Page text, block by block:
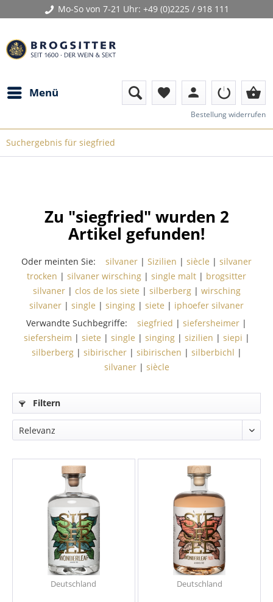
Mo-So von 7-21 Uhr: +49 (0)2225 / 918 111
Menü favorite person shopping_basket
Bestellung widerrufen
Suchergebnis für siegfried
Zu "siegfried" wurden 2
Artikel gefunden!
Oder meinten Sie: silvaner | Sizilien | siècle | silvaner
trocken | silvaner wirsching | single malt | brogsitter
silvaner| clos de los siete | silberberg| wirsching
silvaner | single | singing | siete | iphoefer silvaner
Verwandte Suchbegriffe:
siegfried | siefersheimer |
siefersheim | siete | single | singing| sizilien | siepi |
silberberg| sibirischer| sibirischen | silberbichl |
silvaner| siècle
Filtern
Deutschland Deutschland